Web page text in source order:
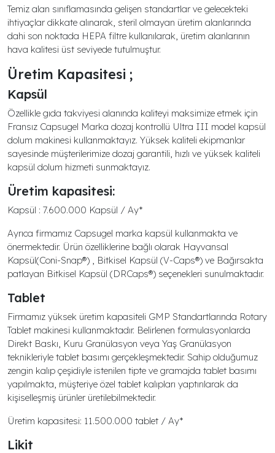
Temiz alan sınıflamasında gelişen standartlar ve gelecekteki
ihtiyaçlar dikkate alınarak, steril olmayan üretim alanlarında
dahi son noktada HEPA filtre kullanılarak, üretim alanlarının
hava kalitesi üst seviyede tutulmuştur.
Üretim Kapasitesi ;
Kapsül
Özellikle gıda takviyesi alanında kaliteyi maksimize etmek için
Fransız Capsugel Marka dozaj kontrollü Ultra III model kapsül
dolum makinesi kullanmaktayız. Yüksek kaliteli ekipmanlar
sayesinde müşterilerimize dozaj garantili, hızlı ve yüksek kaliteli
kapsül dolum hizmeti sunmaktayız.
Üretim kapasitesi:
Kapsül : 7.600.000 Kapsül / Ay*
Ayrıca firmamız Capsugel marka kapsül kullanmakta ve
önermektedir. Ürün özelliklerine bağlı olarak Hayvansal
Kapsül(Coni-Snap®) , Bitkisel Kapsül (V-Caps®) ve Bağırsakta
patlayan Bitkisel Kapsül (DRCaps®) seçenekleri sunulmaktadır.
Tablet
Firmamız yüksek üretim kapasiteli GMP Standartlarında Rotary
Tablet makinesi kullanmaktadır. Belirlenen formulasyonlarda
Direkt Baskı, Kuru Granülasyon veya Yaş Granülasyon
teknikleriyle tablet basımı gerçekleşmektedir. Sahip olduğumuz
zengin kalıp çeşidiyle istenilen tipte ve gramajda tablet basımı
yapılmakta, müşteriye özel tablet kalıpları yaptırılarak da
kişiselleşmiş ürünler üretilebilmektedir.
Üretim kapasitesi: 11.500.000 tablet / Ay*
Likit